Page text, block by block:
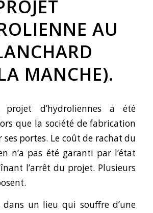
AU
MANCHE).
d’hydroliennes a été
que la société de fabrication
ses portes. Le coût de rachat du
n’a pas été garanti par l’état
l’arrêt du projet. Plusieurs
dans un lieu qui souffre d’une